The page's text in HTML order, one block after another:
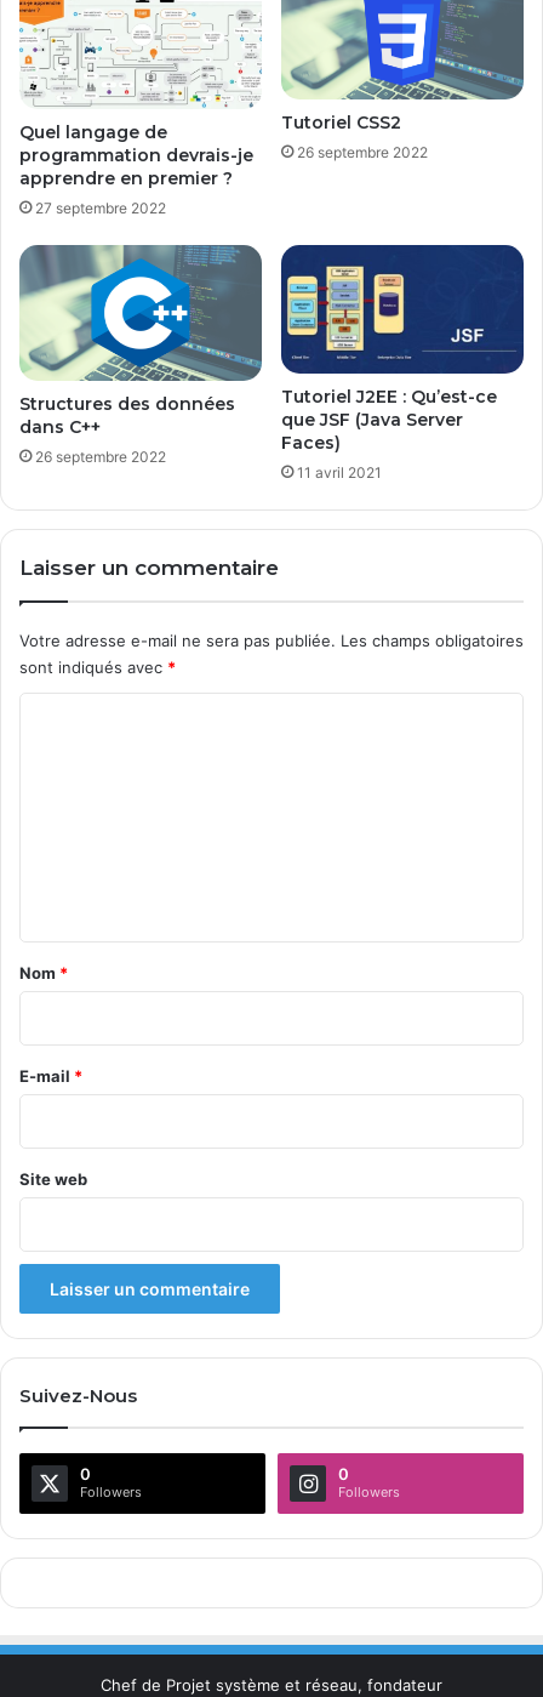
Quel langage de
programmation devrais-je
apprendre en premier ?
27 septembre 2022
Tutoriel CSS2
26 septembre 2022
Structures des données
dans C++
26 septembre 2022
Tutoriel J2EE : Qu’est-ce
que JSF (Java Server
Faces)
11 avril 2021
Laisser un commentaire
Votre adresse e-mail ne sera pas publiée. Les champs obligatoires
sont indiqués avec *
a
r
e
Nom *
E-mail *
Site web
Suivez-Nous
0
Followers
0
Followers
Chef de Projet système et réseau, fondateur